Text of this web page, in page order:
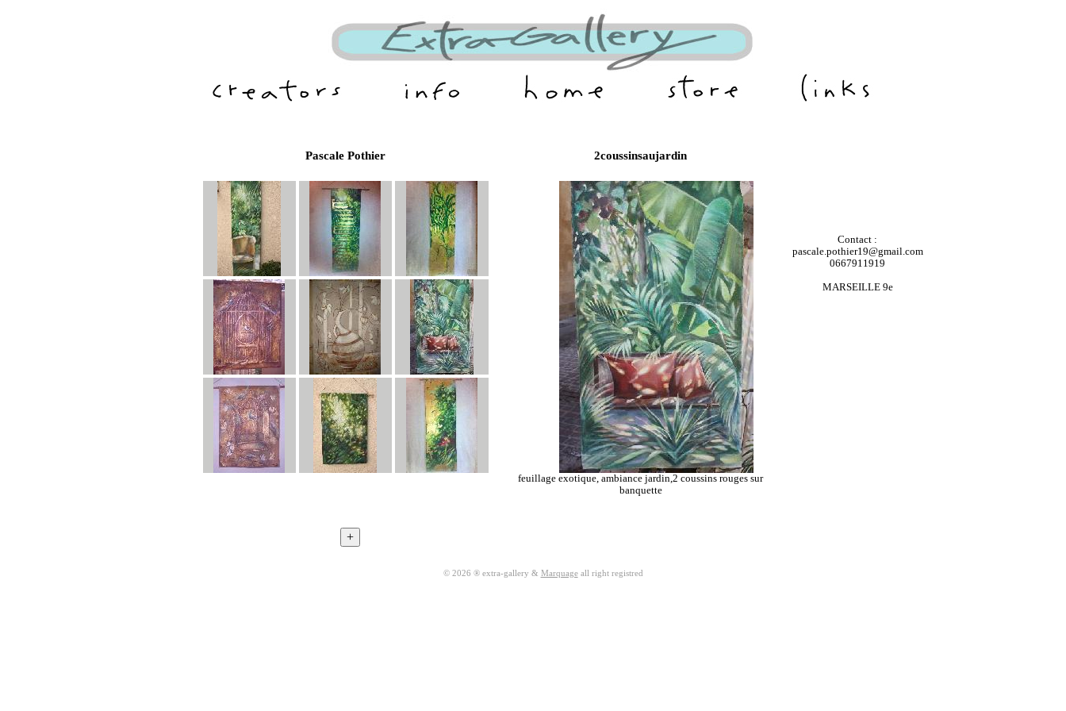
Pascale Pothier 2coussinsaujardin
feuillage exotique, ambiance jardin,2 coussins rouges sur
banquette
Contact :
pascale.pothier19@gmail.com
0667911919
MARSEILLE 9e
© 2026 ® extra-gallery & Marquageall right registred